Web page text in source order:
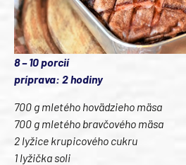
8 – 10 porcií
príprava: 2 hodiny
700 g mletého hovädzieho mäsa
700 g mletého bravčového mäsa
2 lyžice krupicového cukru
1 lyžička soli